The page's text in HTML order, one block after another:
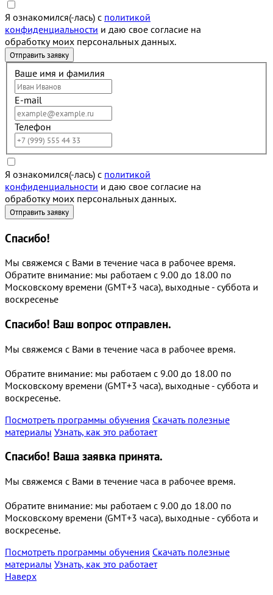
Я ознакомился(-лась) с политикой
конфиденциальности и даю свое согласие на
обработку моих персональных данных.
Ваше имя и фамилия
E-mail
Телефон
Я ознакомился(-лась) с политикой
конфиденциальности и даю свое согласие на
обработку моих персональных данных.
Спасибо!
Мы свяжемся с Вами в течение часа в рабочее время.
Обратите внимание: мы работаем с 9.00 до 18.00 по
Московскому времени (GMT+3 часа), выходные - суббота и
воскресенье
Спасибо! Ваш вопрос отправлен.
Мы свяжемся с Вами в течение часа в рабочее время.
Обратите внимание: мы работаем с 9.00 до 18.00 по
Московскому времени (GMT+3 часа), выходные - суббота и
воскресенье.
Посмотреть программы обучения Скачать полезные
материалы Узнать, как это работает
Спасибо! Ваша заявка принята.
Мы свяжемся с Вами в течение часа в рабочее время.
Обратите внимание: мы работаем с 9.00 до 18.00 по
Московскому времени (GMT+3 часа), выходные - суббота и
воскресенье.
Посмотреть программы обучения Скачать полезные
материалы Узнать, как это работает
Наверх